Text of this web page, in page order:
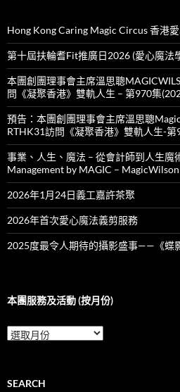
Hong Kong Caring Magic Circus 香港
第十屆扶輪耆Fit推廣日2026 (愛心魔法
本團創團理事會主席溫思聰
問《凝聚香港》雙軌人生 – 第970集
預告：本團創團理事會主席溫思聰
RTHK31訪問《凝聚香港》雙軌人生-第
事業、人生、魔法 – 從會計師到人生魔
Management by MAGIC –
2026年1月24日義工嘉許茶聚
2026年首次愛心魔法義剪服務
2025度最令人期待的攝影盛事——《蝶
本團服務及活動 (按月份)
本
團
及
SEARCH